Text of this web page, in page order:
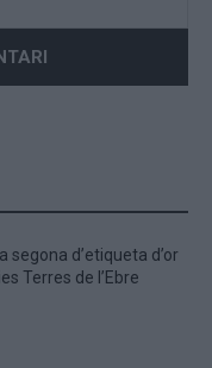
segona d’etiqueta d’or
Terres de l’Ebre